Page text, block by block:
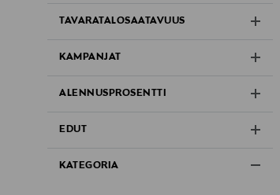
TAVARATALOSAATAVUUS
KAMPANJAT
ALENNUSPROSENTTI
EDUT
KATEGORIA